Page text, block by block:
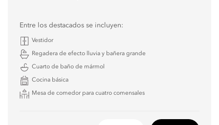
Entre los destacados se incluyen:
Vestidor
Regadera de efecto lluvia y bañera grande
Cuarto de baño de mármol
Cocina básica
Mesa de comedor para cuatro comensales